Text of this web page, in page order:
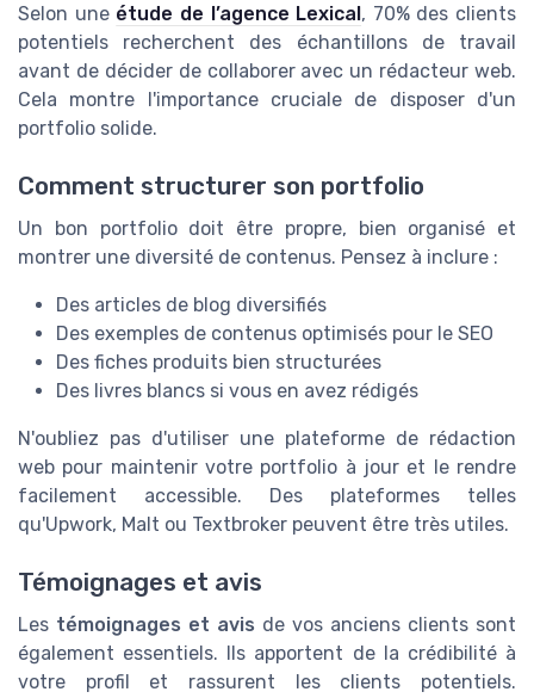
Selon une étude de l’agence Lexical, 70% des clients
potentiels recherchent des échantillons de travail
avant de décider de collaborer avec un rédacteur web.
Cela montre l'importance cruciale de disposer d'un
portfolio solide.
Comment structurer son portfolio
Un bon portfolio doit être propre, bien organisé et
montrer une diversité de contenus. Pensez à inclure :
Des articles de blog diversifiés
Des exemples de contenus optimisés pour le SEO
Des fiches produits bien structurées
Des livres blancs si vous en avez rédigés
N'oubliez pas d'utiliser une plateforme de rédaction
web pour maintenir votre portfolio à jour et le rendre
facilement accessible. Des plateformes telles
qu'Upwork, Malt ou Textbroker peuvent être très utiles.
Témoignages et avis
Les témoignages et avis de vos anciens clients sont
également essentiels. Ils apportent de la crédibilité à
votre profil et rassurent les clients potentiels.